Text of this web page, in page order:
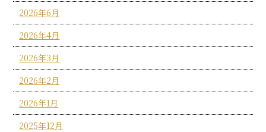
2026年6月
2026年4月
2026年3月
2026年2月
2026年1月
2025年12月